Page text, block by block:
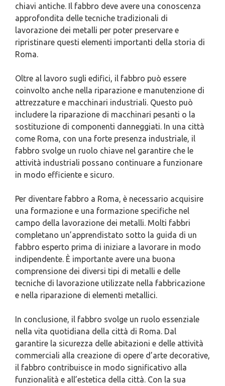
chiavi antiche. Il fabbro deve avere una conoscenza
approfondita delle tecniche tradizionali di
lavorazione dei metalli per poter preservare e
ripristinare questi elementi importanti della storia di
Roma.
Oltre al lavoro sugli edifici, il fabbro può essere
coinvolto anche nella riparazione e manutenzione di
attrezzature e macchinari industriali. Questo può
includere la riparazione di macchinari pesanti o la
sostituzione di componenti danneggiati. In una città
come Roma, con una forte presenza industriale, il
fabbro svolge un ruolo chiave nel garantire che le
attività industriali possano continuare a funzionare
in modo efficiente e sicuro.
Per diventare fabbro a Roma, è necessario acquisire
una formazione e una formazione specifiche nel
campo della lavorazione dei metalli. Molti fabbri
completano un’apprendistato sotto la guida di un
fabbro esperto prima di iniziare a lavorare in modo
indipendente. È importante avere una buona
comprensione dei diversi tipi di metalli e delle
tecniche di lavorazione utilizzate nella fabbricazione
e nella riparazione di elementi metallici.
In conclusione, il fabbro svolge un ruolo essenziale
nella vita quotidiana della città di Roma. Dal
garantire la sicurezza delle abitazioni e delle attività
commerciali alla creazione di opere d’arte decorative,
il fabbro contribuisce in modo significativo alla
funzionalità e all’estetica della città. Con la sua